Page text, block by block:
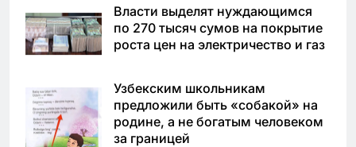
Власти выделят нуждающимся
по 270 тысяч сумов на покрытие
роста цен на электричество и газ
Узбекским школьникам
предложили быть «собакой» на
родине, а не богатым человеком
за границей